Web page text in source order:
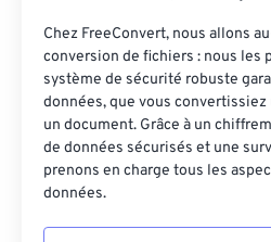
Chez FreeConvert, nous allons
conversion de fichiers : nous les
système de sécurité robuste
données, que vous convertissiez
un document. Grâce à un
de données sécurisés et une
prenons en charge tous les
données.